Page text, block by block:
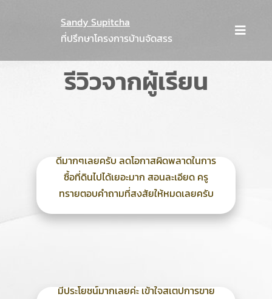
Sandy Supitcha
ที่ปรึกษาโครงการบ้านจัดสรร
Toggle
เกี่ยวกั
รีวิวจากผู้เรียน
ดีมากๆเลยครับ ลดโอกาสผิดพลาดในการ
ซื้อที่ดินไปได้เยอะมาก สอนละเอียด ครู
ทรายตอบคำถามที่สงสัยให้หมดเลยครับ
มีประโยชน์มากเลยค่ะ เข้าใจสเตปการขาย